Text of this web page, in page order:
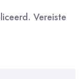
Vereiste